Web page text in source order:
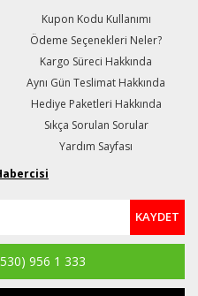
Kupon Kodu Kullanımı
Ödeme Seçenekleri Neler?
Kargo Süreci Hakkında
Aynı Gün Teslimat Hakkında
Hediye Paketleri Hakkında
Sıkça Sorulan Sorular
Yardım Sayfası
KAYDET
956 1 333